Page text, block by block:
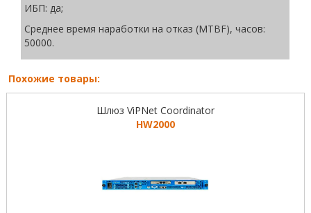
ИБП: да;
Среднее время наработки на отказ (MTBF), часов:
50000.
Похожие товары:
Шлюз ViPNet Coordinator
HW2000